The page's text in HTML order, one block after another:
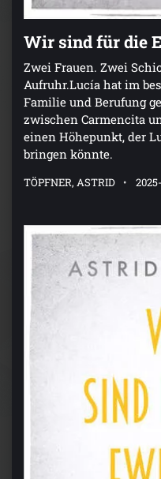
Wir sind für die
Zwei Frauen. Zwei
Aufruhr.Lucía hat im
Familie und Berufung
zwischen Carmencita
einen Höhepunkt, der
bringen könnte.
TÖPFNER, ASTRID